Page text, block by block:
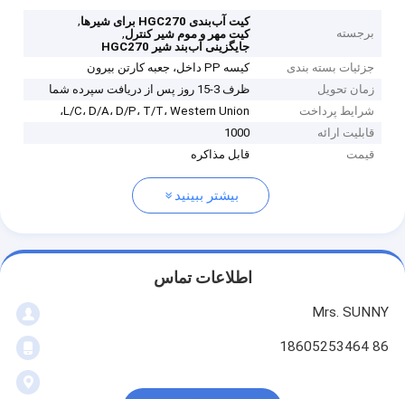
برجسته
کیت آب‌بندی HGC270 برای شیرها
,
کیت مهر و موم شیر کنترل,
جایگزینی آب‌بند شیر HGC270
جزئیات بسته بندی
کیسه PP داخل، جعبه کارتن بیرون
زمان تحویل
ظرف 3-15 روز پس از دریافت سپرده شما
شرایط پرداخت
L/C، D/A، D/P، T/T، Western Union،
قابلیت ارائه
1000
قیمت
قابل مذاکره
بیشتر ببینید
اطلاعات تماس
Mrs. SUNNY
86 18605253464